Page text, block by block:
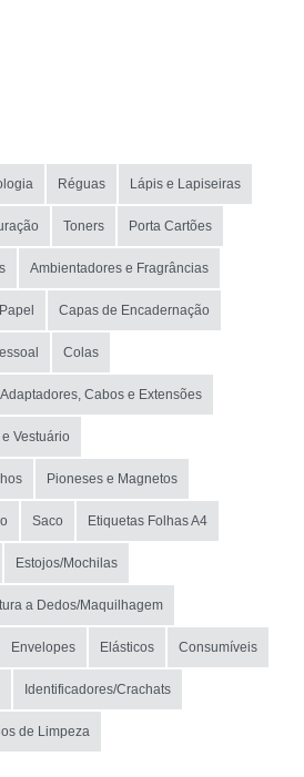
Réguas Lápis e Lapiseiras
Toners Porta Cartões
Ambientadores e Fragrâncias
Papel Capas de Encadernação
Colas
Adaptadores, Cabos e Extensões
Vestuário
Pioneses e Magnetos
Saco Etiquetas Folhas A4
Estojos/Mochilas
a Dedos/Maquilhagem
Envelopes Elásticos Consumíveis
Identificadores/Crachats
de Limpeza